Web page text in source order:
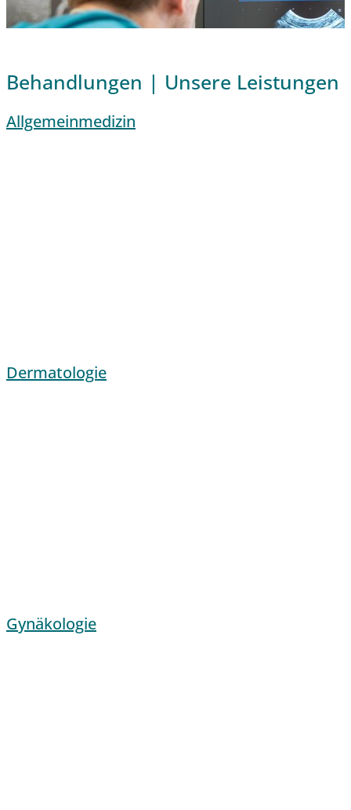
Behandlungen | Unsere Leistungen
Allgemeinmedizin
Dermatologie
Gynäkologie